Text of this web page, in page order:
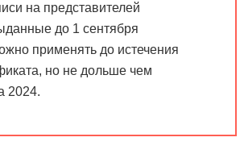
на представителей
до 1 сентября
применять до истечения
но не дольше чем
2024.